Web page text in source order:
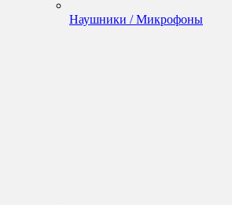
Наушники / Микрофоны